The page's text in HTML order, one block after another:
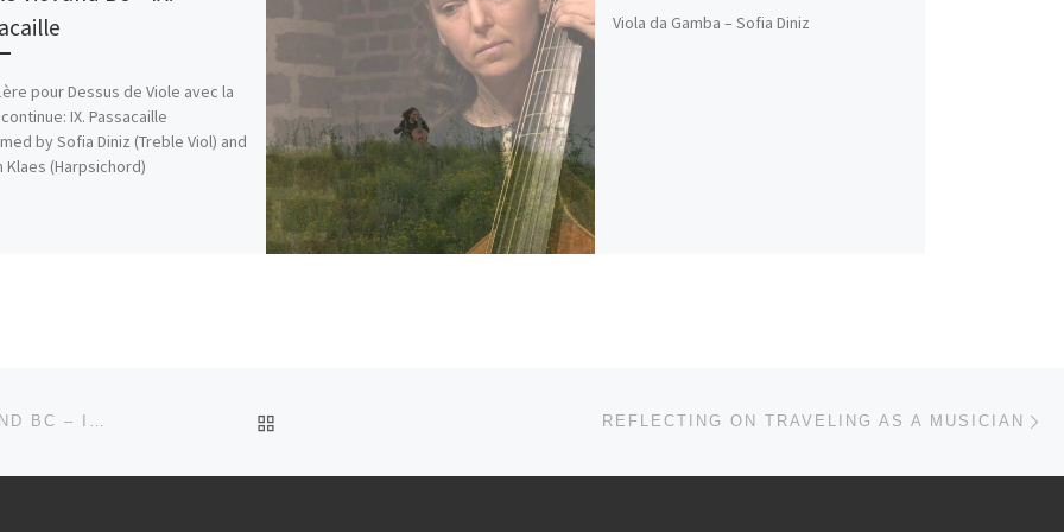
pour Dessus de Viole avec la
IX. Passacaille
by Sofia Diniz (Treble Viol) and
Klaes (Harpsichord)
Viola da Gamba – Sofia Diniz
T. KLAES: SUITE I IN A-MINOR FOR TREBLE VIOL AND BC – IX. PASSACAILLE REFLECTING ON TRAVELING AS A MUSICIAN